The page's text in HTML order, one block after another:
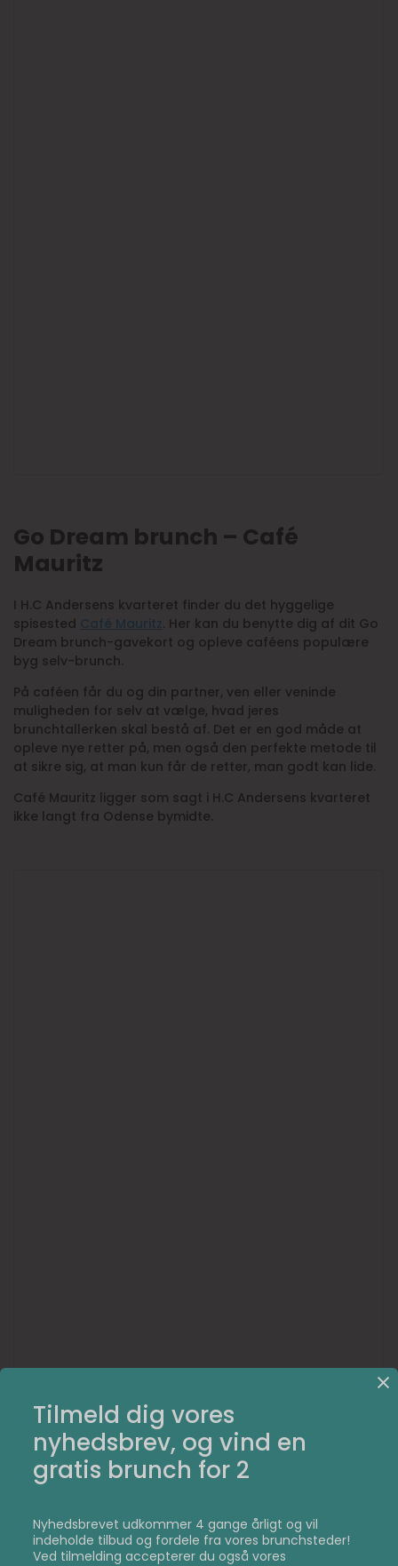
Tilmeld dig vores
nyhedsbrev, og vind en
gratis brunch for 2
Nyhedsbrevet udkommer 4 gange årligt og vil
indeholde tilbud og fordele fra vores brunchsteder!
Ved tilmelding accepterer du også vores
Go Dream brunch – Café
Mauritz
I H.C Andersens kvarteret finder du det hyggelige
spisested Café Mauritz . Her kan du benytte dig af dit Go
Dream brunch-gavekort og opleve caféens populære
byg selv-brunch.
På caféen får du og din partner, ven eller veninde
muligheden for selv at vælge, hvad jeres
brunchtallerken skal bestå af. Det er en god måde at
opleve nye retter på, men også den perfekte metode til
at sikre sig, at man kun får de retter, man godt kan lide.
Café Mauritz ligger som sagt i H.C Andersens kvarteret
ikke langt fra Odense bymidte.